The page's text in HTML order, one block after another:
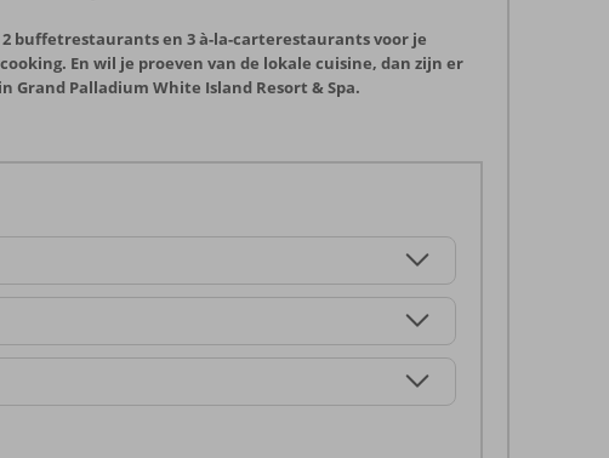
buffetrestaurants en 3 à-la-carterestaurants voor je
En wil je proeven van de lokale cuisine, dan zijn er
Palladium White Island Resort & Spa.